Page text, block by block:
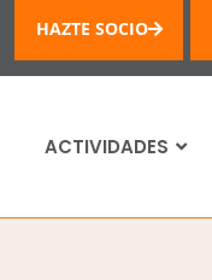
HAZTE SOCIO
ACTIVIDADES